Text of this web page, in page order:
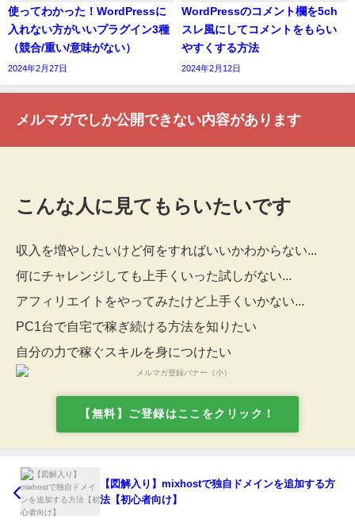
使ってわかった！WordPressに
入れない方がいいプラグイン3種
（競合/重い/意味がない）
2024年2月27日
WordPressのコメント欄を5ch
スレ風にしてコメントをもらい
やすくする方法
2024年2月12日
メルマガでしか公開できない内容があります
こんな人に見てもらいたいです
収入を増やしたいけど何をすればいいかわからない...
何にチャレンジしても上手くいった試しがない...
アフィリエイトをやってみたけど上手くいかない...
PC1台で自宅で稼ぎ続ける方法を知りたい
自分の力で稼ぐスキルを身につけたい
【無料】ご登録はここをクリック！
【図解入り】mixhostで独自ドメインを追加する方
法【初心者向け】